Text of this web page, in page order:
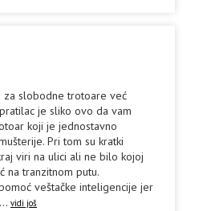
za slobodne trotoare već
je sliko ovo da vam
koji je jednostavno
Pri tom su kratki
viri na ulici ali ne bilo kojoj
na tranzitnom putu.
veštačke inteligencije jer
... vidi još